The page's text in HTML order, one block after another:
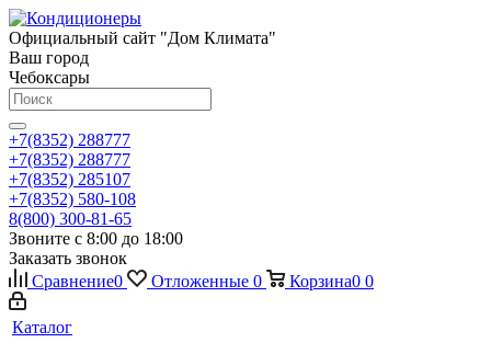
Официальный сайт "Дом Климата"
Ваш город
Чебоксары
+7(8352) 288777
+7(8352) 288777
+7(8352) 285107
+7(8352) 580-108
8(800) 300-81-65
Звоните с 8:00 до 18:00
Заказать звонок
Сравнение0 Отложенные 0 Корзина0 0
Каталог